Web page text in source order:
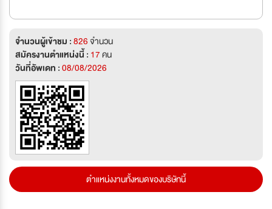
จำนวนผู้เข้าชม :826จำนวน
สมัครงานตำแหน่งนี้ : 17คน
วันที่อัพเดท :08/08/2026
ตำแหน่งงานทั้งหมดของบริษัทนี้